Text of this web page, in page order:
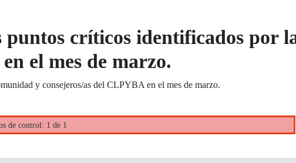
críticos identificados por
el mes de marzo.
y consejeros/as del CLPYBA en el mes de marzo.
de control: 1 de 1